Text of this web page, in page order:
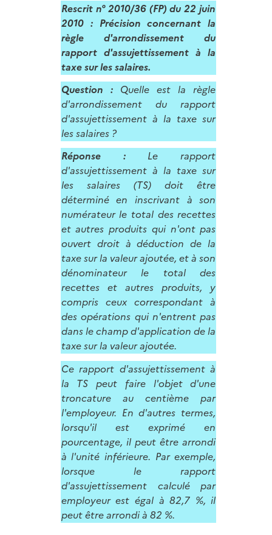
Rescrit n° 2010/36 (FP) du 22 juin
2010 : Précision concernant la
règle d'arrondissement du
rapport d'assujettissement à la
taxe sur les salaires.
Question :Quelle est la règle
d'arrondissement du rapport
d'assujettissement à la taxe sur
les salaires ?
Réponse : Le rapport
d'assujettissement à la taxe sur
les salaires (TS) doit être
déterminé en inscrivant à son
numérateur le total des recettes
et autres produits qui n'ont pas
ouvert droit à déduction de la
taxe sur la valeur ajoutée, et à son
dénominateur le total des
recettes et autres produits, y
compris ceux correspondant à
des opérations qui n'entrent pas
dans le champ d'application de la
taxe sur la valeur ajoutée.
Ce rapport d'assujettissement à
la TS peut faire l'objet d'une
troncature au centième par
l'employeur. En d'autres termes,
lorsqu'il est exprimé en
pourcentage, il peut être arrondi
à l'unité inférieure. Par exemple,
lorsque le rapport
d'assujettissement calculé par
employeur est égal à 82,7 %, il
peut être arrondi à 82 %.